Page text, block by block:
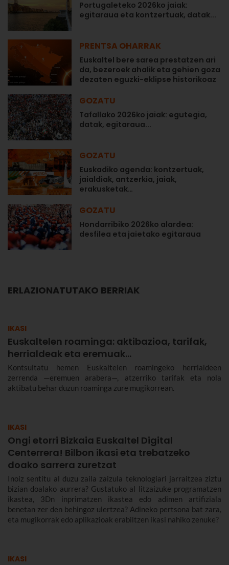
Portugaleteko 2026ko jaiak:
egitaraua eta kontzertuak, datak...
PRENTSA OHARRAK
Euskaltel bere sarea prestatzen ari
da, bezeroek ahalik eta gehien goza
dezaten eguzki-eklipse historikoaz
GOZATU
Tafallako 2026ko jaiak: egutegia,
datak, egitaraua...
GOZATU
Euskadiko agenda: kontzertuak,
jaialdiak, antzerkia, jaiak,
erakusketak…
GOZATU
Hondarribiko 2026ko alardea:
desfilea eta jaietako egitaraua
ERLAZIONATUTAKO BERRIAK
IKASI
Euskaltelen roaminga: aktibazioa, tarifak,
herrialdeak eta eremuak…
Kontsultatu hemen Euskaltelen roamingeko herrialdeen
zerrenda —eremuen arabera—, atzerriko tarifak eta nola
aktibatu behar duzun roaminga zure mugikorrean.
IKASI
Ongi etorri Bizkaia Euskaltel Digital
Centerrera! Bilbon ikasi eta trebatzeko
doako sarrera zuretzat
Inoiz sentitu al duzu zaila zaizula teknologiari jarraitzea ziztu
bizian doalako aurrera? Gustatuko al litzaizuke programatzen
ikastea, 3Dn inprimatzen ikastea edo adimen artifiziala
benetan zer den behingoz ulertzea? Adineko pertsona bat zara,
eta mugikorrak edo aplikazioak erabiltzen ikasi nahiko zenuke?
IKASI